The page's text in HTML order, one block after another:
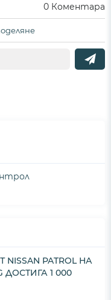
0 Коментара
PATROL НА
ДОСТИГА 1 000